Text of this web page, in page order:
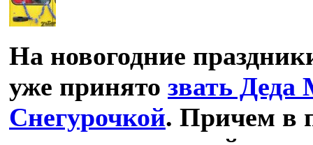
На новогодние
уже принято звать Деда
Снегурочкой. Причем в